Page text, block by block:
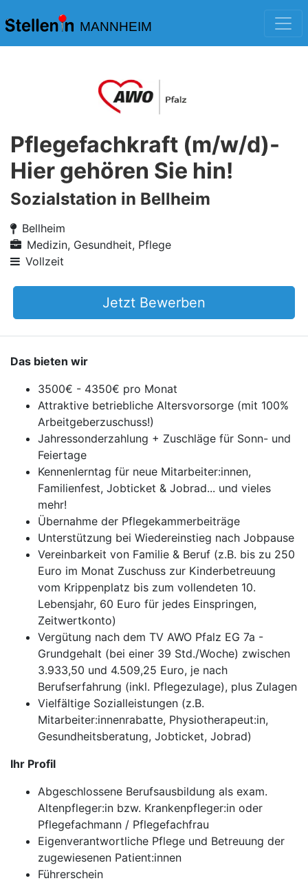
MANNHEIM
Pflegefachkraft (m/w/d)-
Hier gehören Sie hin!
Sozialstation in Bellheim
Bellheim
Medizin, Gesundheit, Pflege
Vollzeit
Jetzt Bewerben
Das bieten wir
3500€ - 4350€ pro Monat
Attraktive betriebliche Altersvorsorge (mit 100%
Arbeitgeberzuschuss!)
Jahressonderzahlung + Zuschläge für Sonn- und
Feiertage
Kennenlerntag für neue Mitarbeiter:innen,
Familienfest, Jobticket & Jobrad... und vieles
mehr!
Übernahme der Pflegekammerbeiträge
Unterstützung bei Wiedereinstieg nach Jobpause
Vereinbarkeit von Familie & Beruf (z.B. bis zu 250
Euro im Monat Zuschuss zur Kinderbetreuung
vom Krippenplatz bis zum vollendeten 10.
Lebensjahr, 60 Euro für jedes Einspringen,
Zeitwertkonto)
Vergütung nach dem TV AWO Pfalz EG 7a -
Grundgehalt (bei einer 39 Std./Woche) zwischen
3.933,50 und 4.509,25 Euro, je nach
Berufserfahrung (inkl. Pflegezulage), plus Zulagen
Vielfältige Sozialleistungen (z.B.
Mitarbeiter:innenrabatte, Physiotherapeut:in,
Gesundheitsberatung, Jobticket, Jobrad)
Ihr Profil
Abgeschlossene Berufsausbildung als exam.
Altenpfleger:in bzw. Krankenpfleger:in oder
Pflegefachmann / Pflegefachfrau
Eigenverantwortliche Pflege und Betreuung der
zugewiesenen Patient:innen
Führerschein